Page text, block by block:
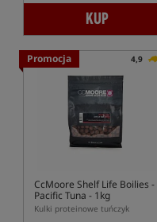
KUP
Promocja 4,9
CcMoore Shelf Life Boilies -
Pacific Tuna - 1kg
Kulki proteinowe tuńczyk